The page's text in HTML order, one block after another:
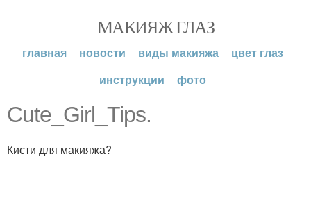
МАКИЯЖ ГЛАЗ
главная новости виды макияжа
цвет глаз
инструкции
фото
Cute_Girl_Tips.
Кисти для макияжа?